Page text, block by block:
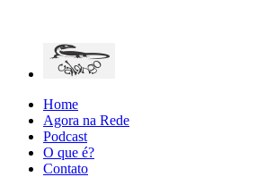
Home
Agora na Rede
Podcast
O que é?
Contato